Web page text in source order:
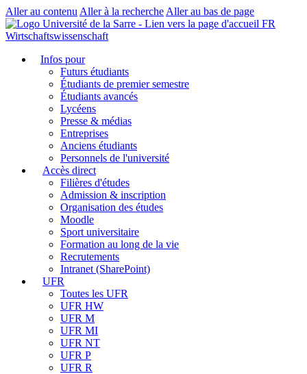
Aller au contenu Aller à la recherche Aller au bas de page
FR
Wirtschaftswissenschaft
Infos pour
Futurs étudiants
Étudiants de premier semestre
Étudiants avancés
Lycéens
Presse & médias
Entreprises
Anciens étudiants
Personnels de l'université
Accès direct
Filières d'études
Admission & inscription
Organisation des études
Moodle
Sport universitaire
Formation au long de la vie
Recrutements
Intranet (SharePoint)
UFR
Toutes les UFR
UFR HW
UFR M
UFR MI
UFR NT
UFR P
UFR R